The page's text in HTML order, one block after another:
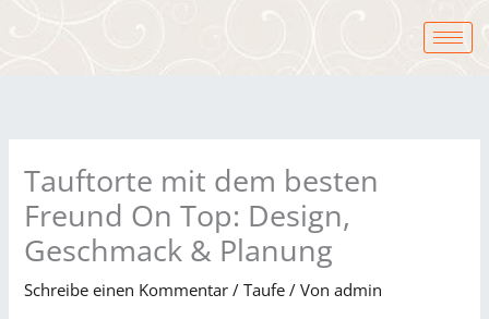
Tauftorte mit dem besten
Freund On Top: Design,
Geschmack & Planung
Schreibe einen Kommentar /Taufe / Vonadmin